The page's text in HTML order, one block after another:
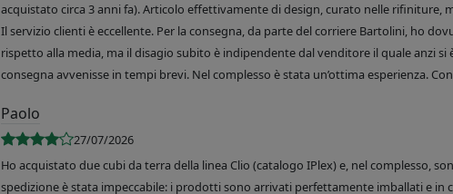
acquistato circa 3 anni fa). Articolo effettivamente di design, curato nelle rifiniture,
Il servizio clienti è eccellente. Per la consegna, da parte del corriere Bartolini, ho
rispetto alla media, ma il disagio subito è indipendente dal venditore il quale anzi
consegna avvenisse in tempi brevi. Nel complesso è stata un’ottima esperienza.
Paolo
27/07/2026
Ho acquistato due cubi da terra della linea Clio (catalogo IPlex) e, nel complesso,
spedizione è stata impeccabile: i prodotti sono arrivati perfettamente imballati e in